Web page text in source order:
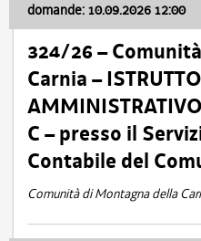
domande: 10.09.2026 12:00
324/26 –
Carnia –
C – presso il
Contabile del
Comunità di Montagna della